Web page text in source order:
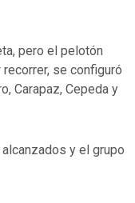
pero el pelotón
se configuró
Carapaz, Cepeda y
y el grupo